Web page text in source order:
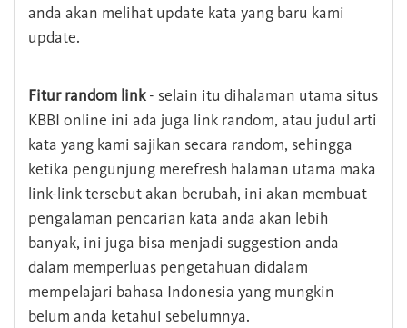
anda akan melihat update kata yang baru kami
update.
Fitur random link- selain itu dihalaman utama situs
KBBI online ini ada juga link random, atau judul arti
kata yang kami sajikan secara random, sehingga
ketika pengunjung merefresh halaman utama maka
link-link tersebut akan berubah, ini akan membuat
pengalaman pencarian kata anda akan lebih
banyak, ini juga bisa menjadi suggestion anda
dalam memperluas pengetahuan didalam
mempelajari bahasa Indonesia yang mungkin
belum anda ketahui sebelumnya.